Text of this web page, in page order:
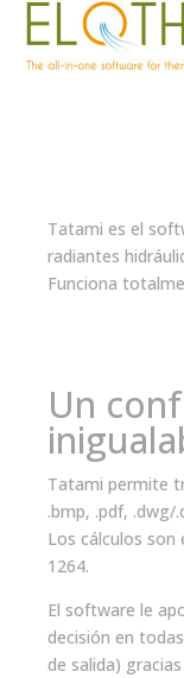
Tatami es el
radiantes
Funciona
Un
Tatami permite
.bmp, .pdf, .dwg/
Los cálculos
1264.
El software le
decisión en
de salida)